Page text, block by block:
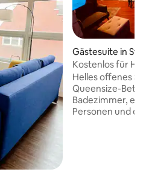
Gästesuite in St.
Kostenlos für
Gebühren. Privat.
Zugang.
Helles offenes
Queensize-
Badezimmer,
Personen und